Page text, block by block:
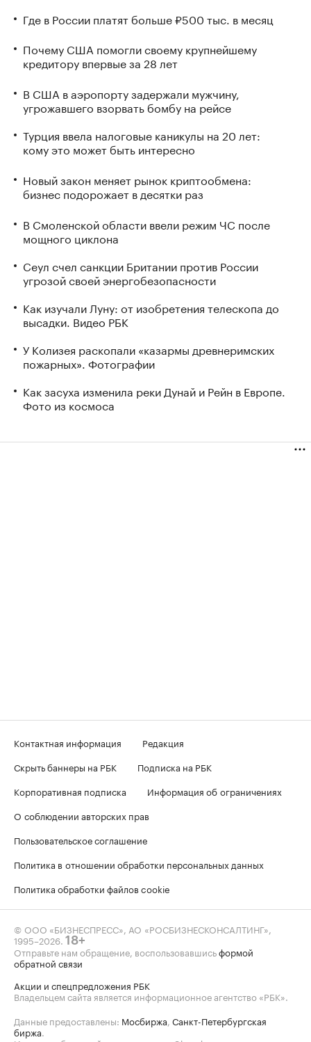
Где в России платят больше ₽500 тыс. в месяц
Почему США помогли своему крупнейшему
кредитору впервые за 28 лет
В США в аэропорту задержали мужчину,
угрожавшего взорвать бомбу на рейсе
Турция ввела налоговые каникулы на 20 лет:
кому это может быть интересно
Новый закон меняет рынок криптообмена:
бизнес подорожает в десятки раз
В Смоленской области ввели режим ЧС после
мощного циклона
Сеул счел санкции Британии против России
угрозой своей энергобезопасности
Как изучали Луну: от изобретения телескопа до
высадки. Видео РБК
У Колизея раскопали «казармы древнеримских
пожарных». Фотографии
Как засуха изменила реки Дунай и Рейн в Европе.
Фото из космоса
Контактная информация
Редакция
Скрыть баннеры на РБК
Подписка на РБК
Корпоративная подписка
Информация об ограничениях
О соблюдении авторских прав
Пользовательское соглашение
Политика в отношении обработки персональных данных
Политика обработки файлов cookie
© ООО «БИЗНЕСПРЕСС», АО «РОСБИЗНЕСКОНСАЛТИНГ»,
1995–2026 18+
Отправьте нам обращение, воспользовавшисьформой
обратной связи
Акции и спецпредложения РБК
Владельцем сайта является информационное агентство «РБК».
Данные предоставлены: Мосбиржа Санкт-Петербургская
биржа